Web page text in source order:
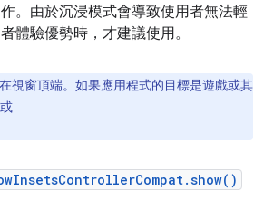
。由於沉浸模式會導致使用者無法輕
體驗優勢時，才建議使用。
視窗頂端。如果應用程式的目標是遊戲或其